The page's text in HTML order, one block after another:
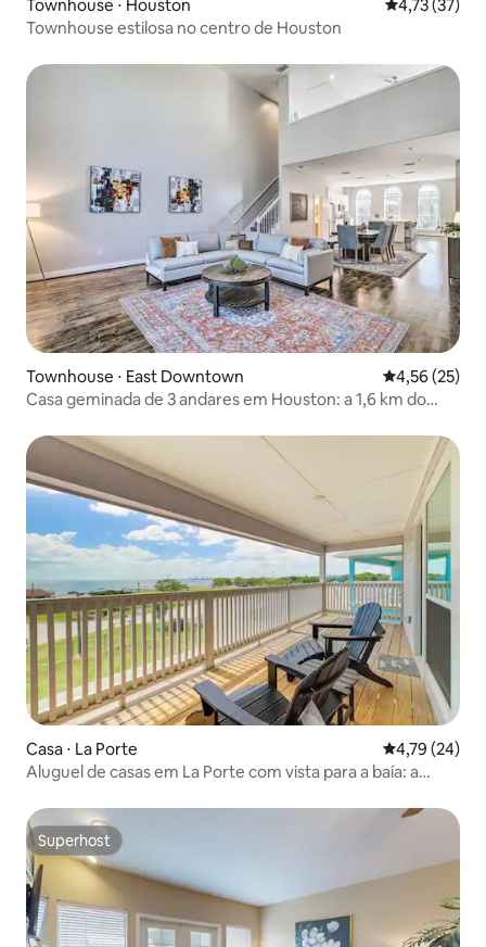
Townhouse ⋅ Houston 4,73 de uma
4,73 (37)
Townhouse estilosa no centro de Houston
Townhouse ⋅ East Downtown 4,56 de uma
4,56 (25)
Casa geminada de 3 andares em Houston: a 1,6 km do
Casa ⋅ La Porte 4,79 de uma
4,79 (24)
Aluguel de casas em La Porte com vista para a baía: a
Superhost
Superhost